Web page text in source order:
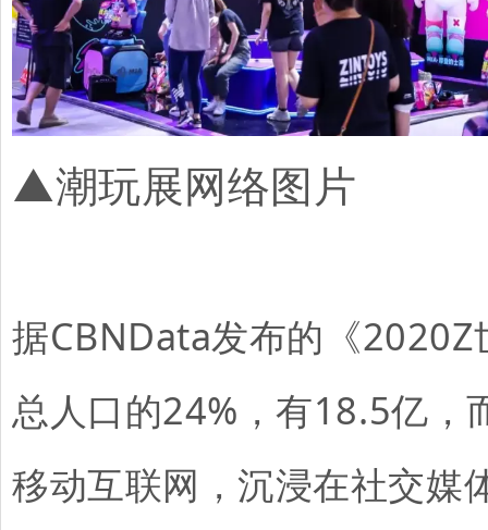
▲潮玩展网络图片
据CBNData发布的《
总人口的24%，有18.5亿，
移动互联网，沉浸在社交媒